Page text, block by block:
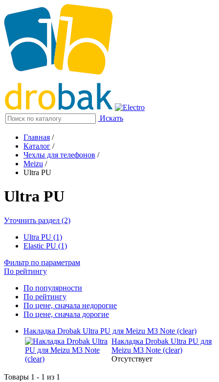
Искать
Главная /
Каталог /
Чехлы для телефонов /
Meizu /
Ultra PU
Ultra PU
Уточнить раздел (2)
Ultra PU (1)
Elastic PU (1)
Фильтр по параметрам
По рейтингу
По популярности
По рейтингу
По цене, сначала недорогие
По цене, сначала дорогие
Накладка Drobak Ultra PU для Meizu M3 Note (clear)
Накладка Drobak Ultra PU для
Meizu M3 Note (clear)
Отсутствует
Товары 1 - 1 из 1